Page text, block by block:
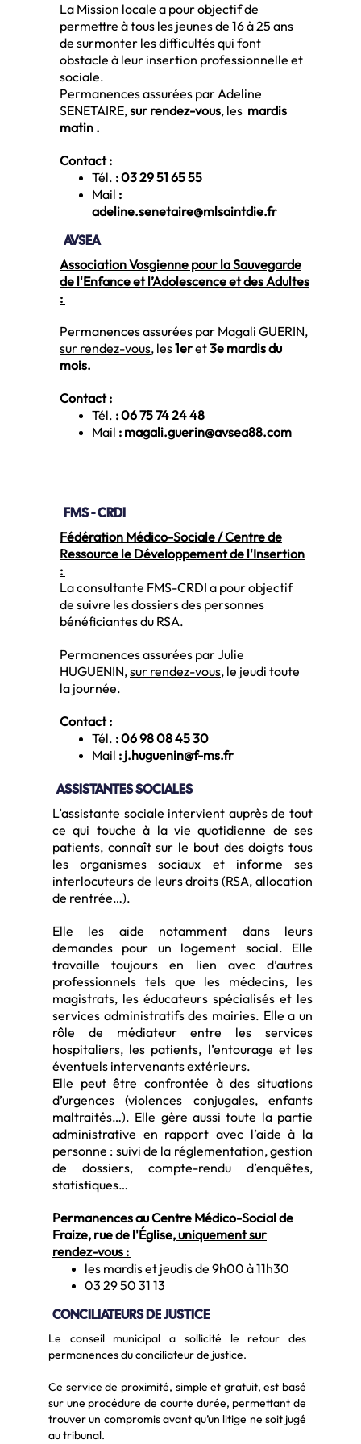
La Mission locale a pour objectif de
permettre à tous les jeunes de 16 à 25 ans
de surmonter les difficultés qui font
obstacle à leur insertion professionnelle et
sociale.
Permanences assurées par Adeline
SENETAIRE,sur rendez-vous, les mardis
matin .
Contact :
Tél. : 03 29 51 65 55
Mail :
adeline.senetaire@mlsaintdie.fr
AVSEA
Association Vosgienne pour la Sauvegarde
de l'Enfance et l’Adolescence et des Adultes
:
Permanences assurées par Magali GUERIN,
sur rendez-vous, les1eret3e mardis du
mois.
Contact :
Tél. : 06 75 74 24 48
Mail : magali.guerin@avsea88.com
FMS - CRDI
Fédération Médico-Sociale / Centre de
Ressource le Développement de l'Insertion
:
La consultante FMS-CRDI a pour objectif
de suivre les dossiers des personnes
bénéficiantes du RSA.
Permanences assurées par Julie
HUGUENIN,sur rendez-vous, le jeudi toute
la journée.
Contact :
Tél. :06 98 08 45 30
Mail : j.huguenin@f-ms.fr
ASSISTANTES SOCIALES
L’assistante sociale intervient auprès de tout
ce qui touche à la vie quotidienne de ses
patients, connaît sur le bout des doigts tous
les organismes sociaux et informe ses
interlocuteurs de leurs droits (RSA, allocation
de rentrée…).
Elle les aide notamment dans leurs
demandes pour un logement social. Elle
travaille toujours en lien avec d’autres
professionnels tels que les médecins, les
magistrats, les éducateurs spécialisés et les
services administratifs des mairies. Elle a un
rôle de médiateur entre les services
hospitaliers, les patients, l’entourage et les
éventuels intervenants extérieurs.
Elle peut être confrontée à des situations
d’urgences (violences conjugales, enfants
maltraités…). Elle gère aussi toute la partie
administrative en rapport avec l’aide à la
personne : suivi de la réglementation, gestion
de dossiers, compte-rendu d’enquêtes,
statistiques…
Permanences au Centre Médico-Social de
Fraize, rue de l'Église, uniquement sur
rendez-vous :
les mardis et jeudis de 9h00 à 11h30
03 29 50 31 13
CONCILIATEURS DE JUSTICE
Le conseil municipal a sollicité le retour des
permanences du conciliateur de justice.
Ce service de proximité, simple et gratuit, est basé
sur une procédure de courte durée, permettant de
trouver un compromis avant qu’un litige ne soit jugé
au tribunal.